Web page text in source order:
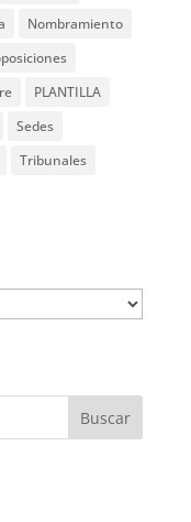
Nombramiento
PLANTILLA
Sedes
Tribunales